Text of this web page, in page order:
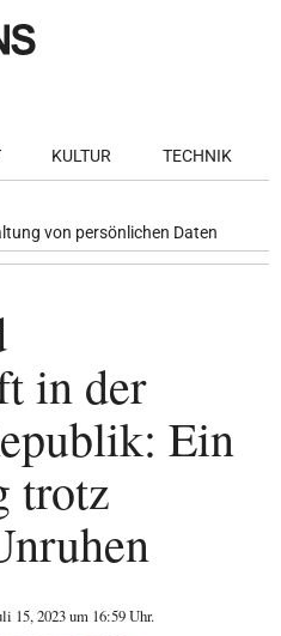
KULTUR TECHNIK
von persönlichen Daten
in der
Ein
trotz
15, 2023um 16:59 Uhr.